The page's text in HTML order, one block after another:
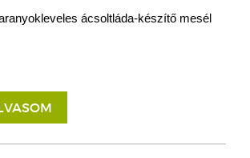
ácsoltláda-készítő mesél